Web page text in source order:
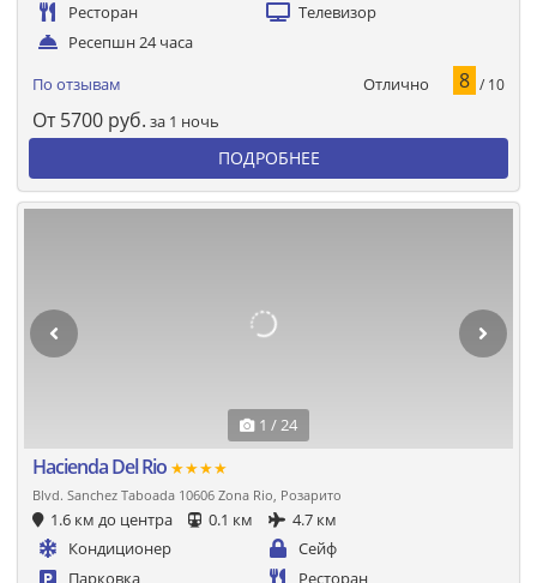
Ресторан
Телевизор
Ресепшн 24 часа
По отзывам Отлично 8 / 10
От 5700 руб. за 1 ночь
ПОДРОБНЕЕ
1 / 24
Hacienda Del Rio ★★★★
Blvd. Sanchez Taboada 10606 Zona Rio, Розарито
1.6 км до центра 0.1 км
4.7 км
Кондиционер
Сейф
Парковка
Ресторан